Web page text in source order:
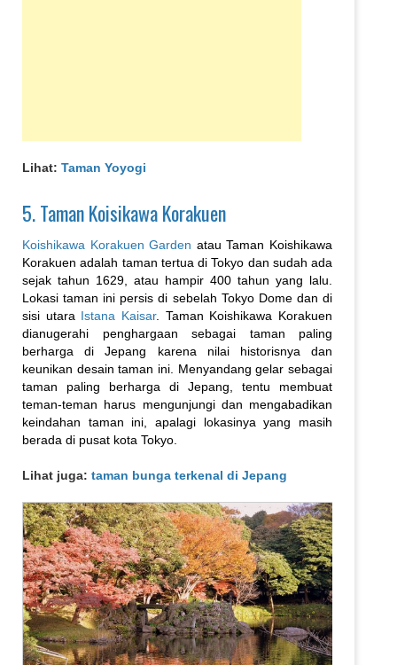
Lihat: Taman Yoyogi
5. Taman Koisikawa Korakuen
Koishikawa Korakuen Garden atau Taman Koishikawa
Korakuen adalah taman tertua di Tokyo dan sudah ada
sejak tahun 1629, atau hampir 400 tahun yang lalu.
Lokasi taman ini persis di sebelah Tokyo Dome dan di
sisi utara Istana Kaisar. Taman Koishikawa Korakuen
dianugerahi penghargaan sebagai taman paling
berharga di Jepang karena nilai historisnya dan
keunikan desain taman ini. Menyandang gelar sebagai
taman paling berharga di Jepang, tentu membuat
teman-teman harus mengunjungi dan mengabadikan
keindahan taman ini, apalagi lokasinya yang masih
berada di pusat kota Tokyo.
Lihat juga: taman bunga terkenal di Jepang